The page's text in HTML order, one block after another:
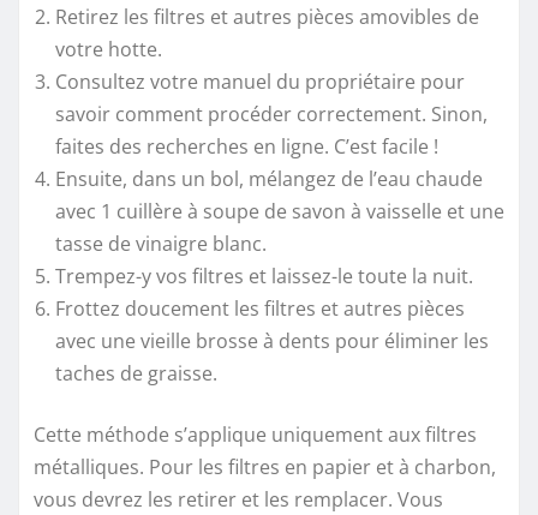
Retirez les filtres et autres pièces amovibles de
votre hotte.
Consultez votre manuel du propriétaire pour
savoir comment procéder correctement. Sinon,
faites des recherches en ligne. C’est facile !
Ensuite, dans un bol, mélangez de l’eau chaude
avec 1 cuillère à soupe de savon à vaisselle et une
tasse de vinaigre blanc.
Trempez-y vos filtres et laissez-le toute la nuit.
Frottez doucement les filtres et autres pièces
avec une vieille brosse à dents pour éliminer les
taches de graisse.
Cette méthode s’applique uniquement aux filtres
métalliques. Pour les filtres en papier et à charbon,
vous devrez les retirer et les remplacer. Vous